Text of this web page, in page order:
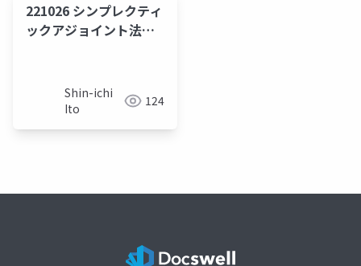
221026 シンプレクティ
ックアジョイント法に
の不確実性評価
Shin-ichi
Ito
124